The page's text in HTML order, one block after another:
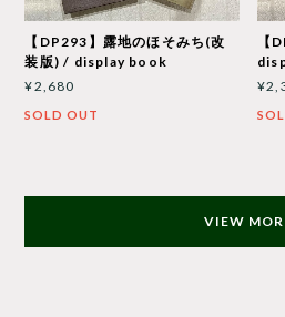
【DP293】露地のほそみち(改
装版) / display book
¥2,680
SOLD OUT
【
VIEW